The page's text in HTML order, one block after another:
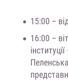
15:00 –
16:00 –